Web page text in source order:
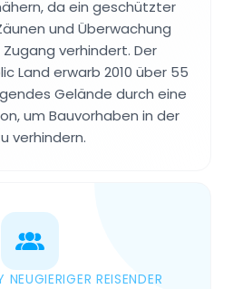
da ein geschützter
und Überwachung
verhindert. Der
Land erwarb 2010 über 55
Gelände durch eine
um Bauvorhaben in der
verhindern.
REISENDER